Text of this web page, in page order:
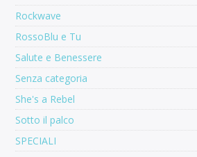
Rockwave
RossoBlu e Tu
Salute e Benessere
Senza categoria
She's a Rebel
Sotto il palco
SPECIALI